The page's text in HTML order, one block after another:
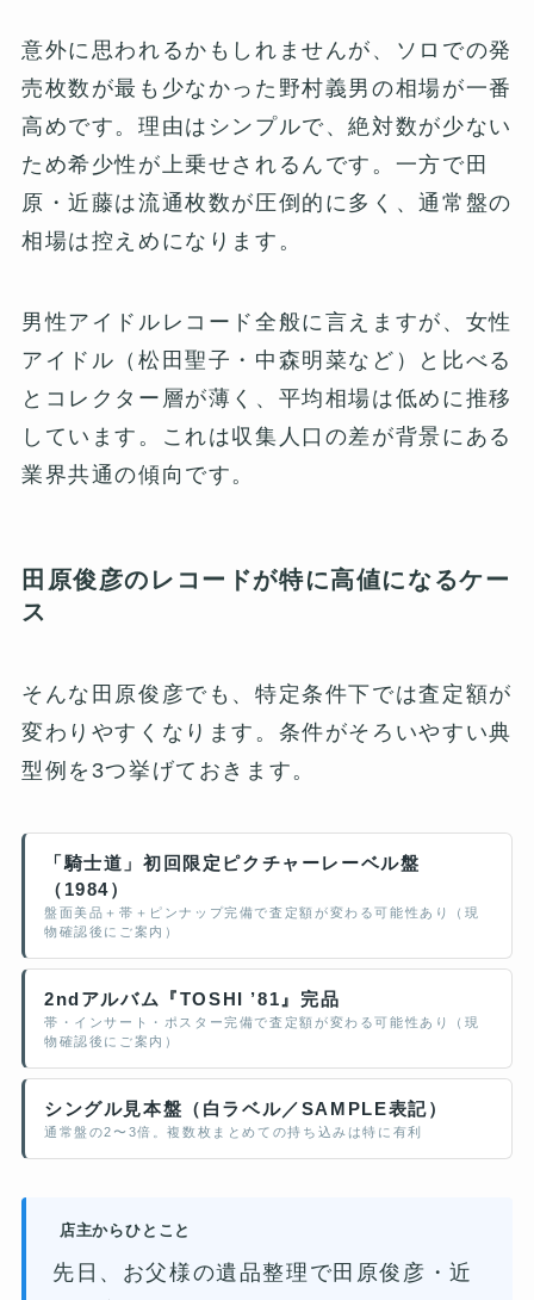
意外に思われるかもしれませんが、ソロでの発
売枚数が最も少なかった野村義男の相場が一番
高めです。理由はシンプルで、絶対数が少ない
ため希少性が上乗せされるんです。一方で田
原・近藤は流通枚数が圧倒的に多く、通常盤の
相場は控えめになります。
男性アイドルレコード全般に言えますが、女性
アイドル（松田聖子・中森明菜など）と比べる
とコレクター層が薄く、平均相場は低めに推移
しています。これは収集人口の差が背景にある
業界共通の傾向です。
田原俊彦のレコードが特に高値になるケー
ス
そんな田原俊彦でも、特定条件下では査定額が
変わりやすくなります。条件がそろいやすい典
型例を3つ挙げておきます。
「騎士道」初回限定ピクチャーレーベル盤
（1984）
盤面美品＋帯＋ピンナップ完備で査定額が変わる可能性あり（現
物確認後にご案内）
2ndアルバム『TOSHI ’81』完品
帯・インサート・ポスター完備で査定額が変わる可能性あり（現
物確認後にご案内）
シングル見本盤（白ラベル／SAMPLE表記）
通常盤の2〜3倍。複数枚まとめての持ち込みは特に有利
店主からひとこと
先日、お父様の遺品整理で田原俊彦・近